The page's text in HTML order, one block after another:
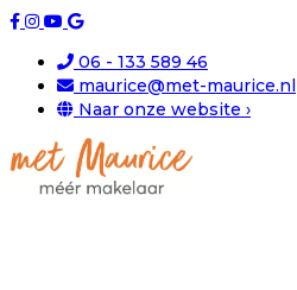
06 - 133 589 46
maurice@met-maurice.nl
Naar onze website ›